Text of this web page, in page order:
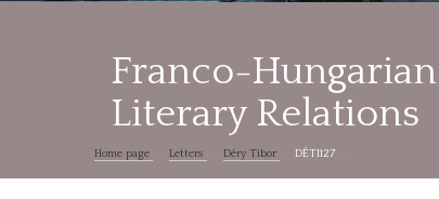
Franco-Hungarian
Literary Relations
Home page Letters Déry Tibor DÉTI127